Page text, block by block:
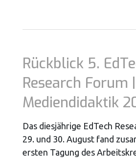
Rückblick 5.
Research Forum
Mediendidaktik
Das diesjährige EdTech
29. und 30. August fand
ersten Tagung des